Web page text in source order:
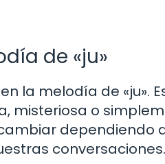
de «ju»
la melodía de «ju».
misteriosa o
dependiendo
conversaciones.